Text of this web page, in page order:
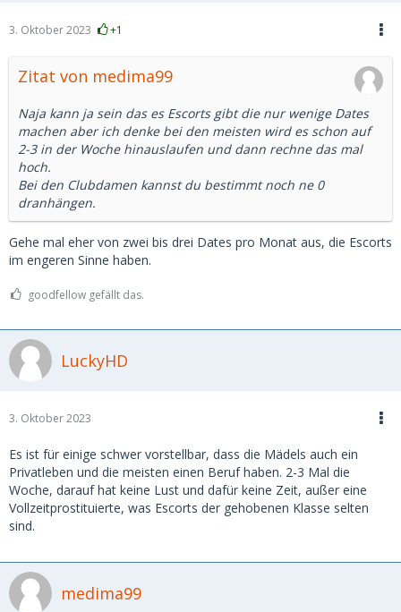
3. Oktober 2023 +1
Zitat von medima99
Naja kann ja sein das es Escorts gibt die nur wenige Dates
machen aber ich denke bei den meisten wird es schon auf
2-3 in der Woche hinauslaufen und dann rechne das mal
hoch.
Bei den Clubdamen kannst du bestimmt noch ne 0
dranhängen.
Gehe mal eher von zwei bis drei Dates pro Monat aus, die Escorts
im engeren Sinne haben.
goodfellow gefällt das.
LuckyHD
3. Oktober 2023
Es ist für einige schwer vorstellbar, dass die Mädels auch ein
Privatleben und die meisten einen Beruf haben. 2-3 Mal die
Woche, darauf hat keine Lust und dafür keine Zeit, außer eine
Vollzeitprostituierte, was Escorts der gehobenen Klasse selten
sind.
medima99